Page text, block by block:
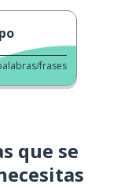
frases
que se